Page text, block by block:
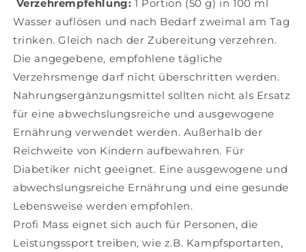
Verzehrempfehlung: 1 Portion (50 g) in 100 ml
Wasser auflösen und nach Bedarf zweimal am Tag
trinken. Gleich nach der Zubereitung verzehren.
Die angegebene, empfohlene tägliche
Verzehrsmenge darf nicht überschritten werden.
Nahrungsergänzungsmittel sollten nicht als Ersatz
für eine abwechslungsreiche und ausgewogene
Ernährung verwendet werden. Außerhalb der
Reichweite von Kindern aufbewahren. Für
Diabetiker nicht geeignet. Eine ausgewogene und
abwechslungsreiche Ernährung und eine gesunde
Lebensweise werden empfohlen.
Profi Mass eignet sich auch für Personen, die
Leistungssport treiben, wie z.B. Kampfsportarten,